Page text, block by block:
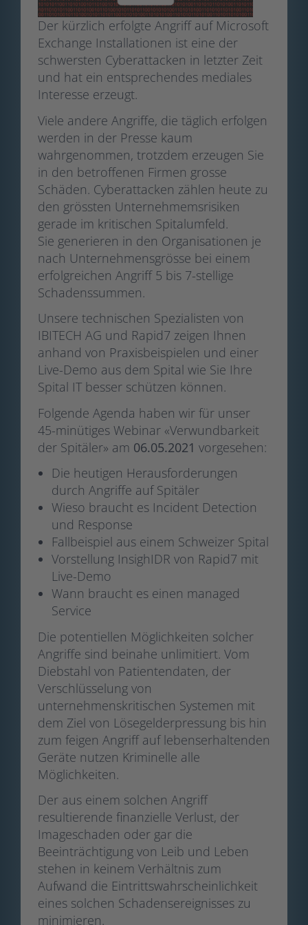
Der kürzlich erfolgte Angriff auf Microsoft
Exchange Installationen ist eine der
schwersten Cyberattacken in letzter Zeit
und hat ein entsprechendes mediales
Interesse erzeugt.
Viele andere Angriffe, die täglich erfolgen
werden in der Presse kaum
wahrgenommen, trotzdem erzeugen Sie
in den betroffenen Firmen grosse
Schäden. Cyberattacken zählen heute zu
den grössten Unternehmemsrisiken
gerade im kritischen Spitalumfeld.
Sie generieren in den Organisationen je
nach Unternehmensgrösse bei einem
erfolgreichen Angriff 5 bis 7-stellige
Schadenssummen.
Unsere technischen Spezialisten von
IBITECH AG und Rapid7 zeigen Ihnen
anhand von Praxisbeispielen und einer
Live-Demo aus dem Spital wie Sie Ihre
Spital IT besser schützen können.
Folgende Agenda haben wir für unser
45-minütiges Webinar «Verwundbarkeit
der Spitäler» am 06.05.2021 vorgesehen:
Die heutigen Herausforderungen
durch Angriffe auf Spitäler
Wieso braucht es Incident Detection
und Response
Fallbeispiel aus einem Schweizer Spital
Vorstellung InsighIDR von Rapid7 mit
Live-Demo
Wann braucht es einen managed
Service
Die potentiellen Möglichkeiten solcher
Angriffe sind beinahe unlimitiert. Vom
Diebstahl von Patientendaten, der
Verschlüsselung von
unternehmenskritischen Systemen mit
dem Ziel von Lösegelderpressung bis hin
zum feigen Angriff auf lebenserhaltenden
Geräte nutzen Kriminelle alle
Möglichkeiten.
Der aus einem solchen Angriff
resultierende finanzielle Verlust, der
Imageschaden oder gar die
Beeinträchtigung von Leib und Leben
stehen in keinem Verhältnis zum
Aufwand die Eintrittswahrscheinlichkeit
eines solchen Schadensereignisses zu
minimieren.